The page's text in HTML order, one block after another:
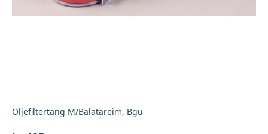
Oljefiltertang M/Balatareim, Bgu